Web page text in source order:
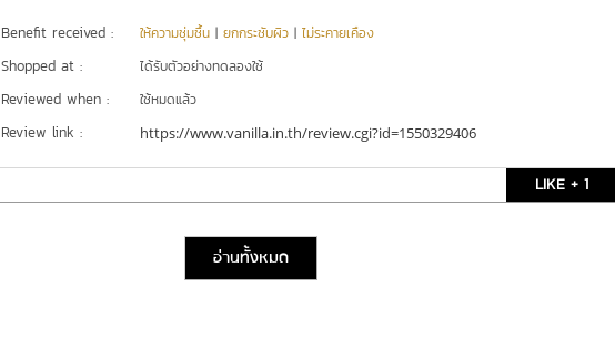
Benefit received : ให้ความชุ่มชื้น | ยกกระชับผิว | ไม่ระคายเคือง
Shopped at : ได้รับตัวอย่างทดลองใช้
Reviewed when : ใช้หมดแล้ว
Review link : https://www.vanilla.in.th/review.cgi?id=1550329406
LIKE + 1
อ่านทั้งหมด